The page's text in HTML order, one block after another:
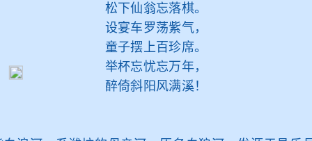
松下仙翁忘落棋。
设宴车罗荡紫气，
童子摆上百珍席。
举杯忘忧忘万年，
醉倚斜阳风满溪！